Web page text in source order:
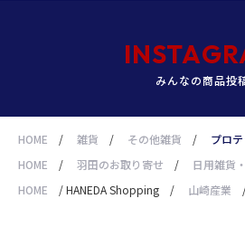
HOME / 雑貨 / その他雑貨 /
プロ
HOME
/ 羽田のお取り寄せ / 日用雑貨
HOME
/HANEDA Shopping / 山崎産業
みんなの商品投